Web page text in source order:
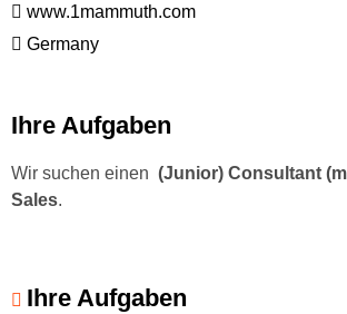
www.1mammuth.com
Germany
Ihre Aufgaben
Wir suchen einen (Junior) Consultant
Sales.
Ihre Aufgaben